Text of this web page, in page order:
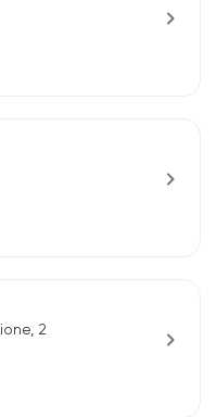
chevron_right
chevron_right
2
chevron_right